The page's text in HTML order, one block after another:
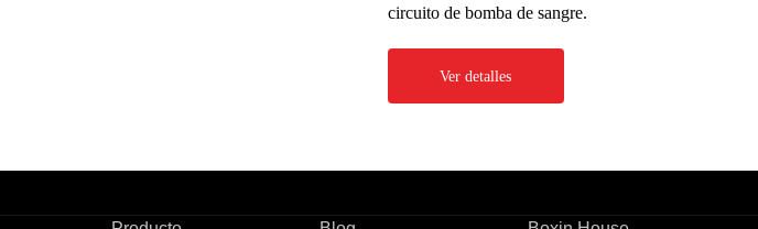
circuito de bomba de sangre.
Ver detalles